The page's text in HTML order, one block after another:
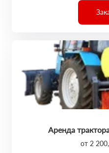
Аренда
от 2